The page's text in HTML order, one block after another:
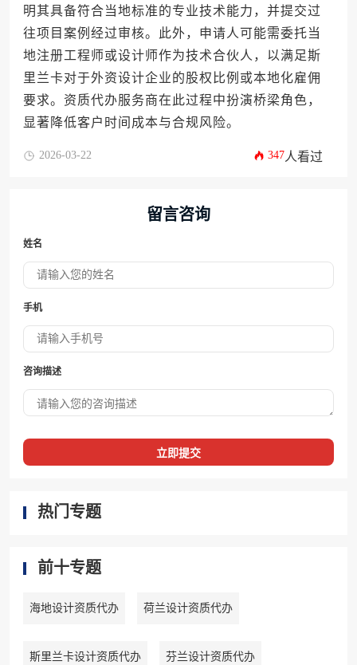
明其具备符合当地标准的专业技术能力，并提交过
往项目案例经过审核。此外，申请人可能需委托当
地注册工程师或设计师作为技术合伙人，以满足斯
里兰卡对于外资设计企业的股权比例或本地化雇佣
要求。资质代办服务商在此过程中扮演桥梁角色，
显著降低客户时间成本与合规风险。
2026-03-22 347人看过
留言咨询
姓名
手机
咨询描述
立即提交
热门专题
前十专题
海地设计资质代办 荷兰设计资质代办
斯里兰卡设计资质代办 芬兰设计资质代办